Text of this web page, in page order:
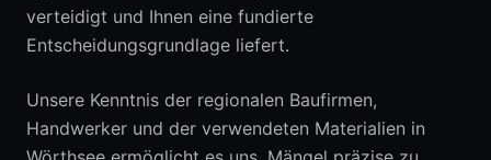
verteidigt und Ihnen eine fundierte
Entscheidungsgrundlage liefert.
Unsere Kenntnis der regionalen Baufirmen,
Handwerker und der verwendeten Materialien in